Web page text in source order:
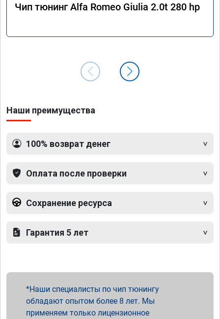
Чип тюнинг Alfa Romeo Giulia 2.0t 280 hp
Наши преимущества
100% возврат денег
Оплата после проверки
Сохранение ресурса
Гарантия 5 лет
Наши специалисты по чип тюнингу
обладают опытом более 8 лет. Мы
применяем только лицензионное